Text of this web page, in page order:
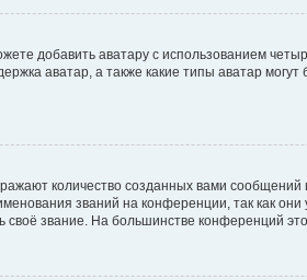
добавить аватару с использованием
аватар, а также какие типы аватар
количество созданных вами
званий на конференции, так как
своё звание. На большинстве конференций